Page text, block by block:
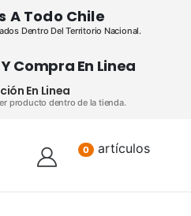
A Todo Chile
Dentro Del Territorio Nacional.
Compra En Linea
En Linea
producto dentro de la tienda.
0 artículos